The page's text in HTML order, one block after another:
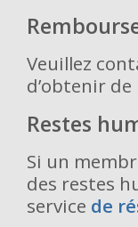
Veuillez
d’obtenir de
Restes
Si un
des restes
service de